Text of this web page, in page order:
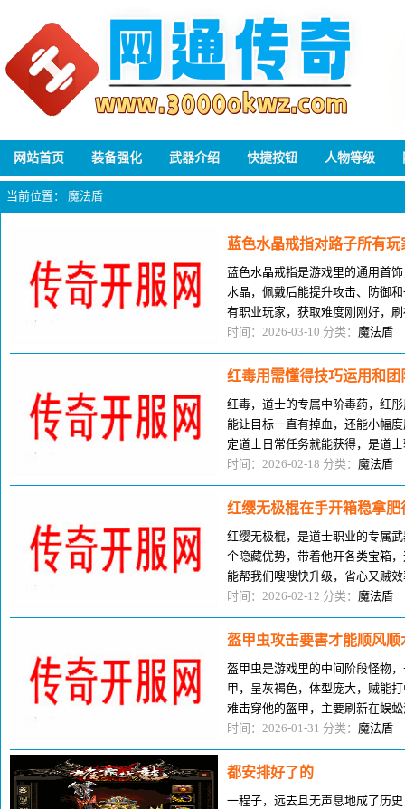
网站首页 装备强化 武器介绍 快捷按钮 人物等级
当前位置： 魔法盾
蓝色水晶戒指对路子所有
蓝色水晶戒指是游戏里的通用首
水晶，佩戴后能提升攻击、防御
有职业玩家，获取难度刚刚好，
多玩家觉得他属性平平无奇，却不
时间：2026-03-10 分类： 魔法盾
红毒用需懂得技巧运用和团
红毒，道士的专属中阶毒药，红
能让目标一直有掉血，还能小幅
定道士日常任务就能获得，是道
玩家只会瞎用红毒，其实红毒，那
时间：2026-02-18 分类： 魔法盾
红缨无极棍在手开箱稳拿肥
红缨无极棍，是道士职业的专属
个隐藏优势，带着他开各类宝箱
能帮我们嗖嗖快升级，省心又贼
的问题，道士攻击不算高，刷怪效
时间：2026-02-12 分类： 魔法盾
盔甲虫攻击要害才能顺风顺
盔甲虫是游戏里的中间阶段怪物
甲，呈灰褐色，体型庞大，贼能
难击穿他的盔甲，主要刷新在蜈
和少见得很材料，是中间阶段玩家
时间：2026-01-31 分类： 魔法盾
都安排好了的
一程子，远去且无声息地成了历